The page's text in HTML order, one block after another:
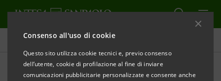
Consenso all'uso di cookie
Questo sito utilizza cookie tecnici e, previo consenso
dell’utente, cookie di profilazione al fine di inviare
comunicazioni pubblicitarie personalizzate e consente anche
Tutti i progetti